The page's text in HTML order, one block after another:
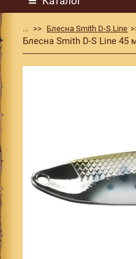
... Блесна Smith D-S Line
Блесна Smith D-S Line 45